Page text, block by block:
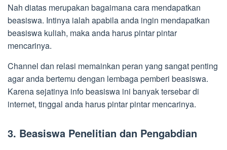
Nah diatas merupakan bagaimana cara mendapatkan
beasiswa. Intinya ialah apabila anda ingin mendapatkan
beasiswa kuliah, maka anda harus pintar pintar
mencarinya.
Channel dan relasi memainkan peran yang sangat penting
agar anda bertemu dengan lembaga pemberi beasiswa.
Karena sejatinya info beasiswa ini banyak tersebar di
internet, tinggal anda harus pintar pintar mencarinya.
3. Beasiswa Penelitian dan Pengabdian